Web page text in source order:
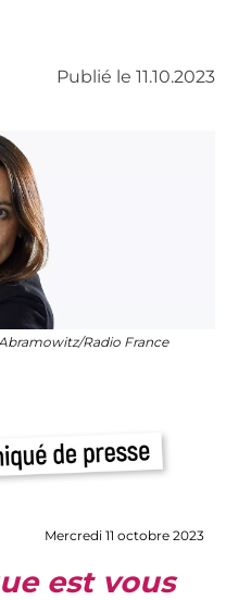
Publié le 11.10.2023
Radio France
Mercredi 11 octobre 2023
est vous